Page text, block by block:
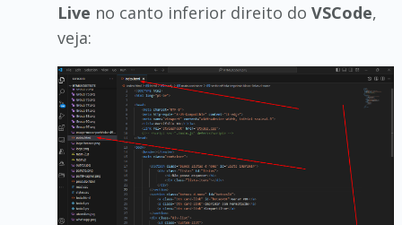
Live no canto inferior direito do VSCode,
veja: